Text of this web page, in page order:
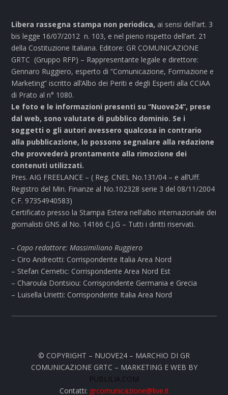
Libera rassegna stampa non periodica, ai sensi dell’art. 3
bis legge 16/07/2012 n. 103, e nel pieno rispetto dell’art. 21
della Costituzione Italiana. Editore: GR COMUNICAZIONE
GRTC (Gruppo RFP) – Rappresentante legale e direttore:
Gennaro Ruggiero, esperto di “Comunicazione, Formazione e
Marketing” iscritto all’Albo dei Periti e degli Esperti alla CCIAA
di Prato al n° 1080.
Le foto e le informazioni presenti su “Nuove24”, prese
dal web, sono valutate di pubblico dominio. Se i
soggetti o gli autori avessero qualcosa in contrario
alla pubblicazione, lo possono segnalare alla redazione
che provvederà prontamente alla rimozione dei
contenuti utilizzati.
Pres. AIG FREELANCE – ( Reg. CNEL No.131/04 – e all’Uff.
Registro del Min. Finanze al No.102328 serie 3 del 08/11/2004
C.F. 97354940583)
Certificato presso la Stampa Estera nell’albo internazionale dei
giornalisti GNS al No. 14166 C.J.G – Tutti i diritti riservati.
– Capo redattore: Massimiliano Ruggiero
– Ciro Andreotti: Corrispondente Italia Area Nord
– Stefan Cernetic: Corrispondente Area Nord Est
– Charoula Dontsiou: Corrispondente Germania e Grecia
– Luisella Urietti: Corrispondente Italia Area Nord
© COPYRIGHT – NUOVE24 – MARCHIO DI GR
COMUNICAZIONE GRTC – MARKETING E WEB BY
PUBLILIA.COM
Contatti: grcomunicazione@live.it